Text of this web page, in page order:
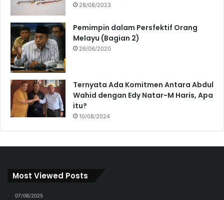
28/08/2023
Pemimpin dalam Persfektif Orang
Melayu (Bagian 2)
26/06/2020
Ternyata Ada Komitmen Antara Abdul
Wahid dengan Edy Natar-M Haris, Apa
itu?
10/08/2024
Most Viewed Posts
07/06/2025